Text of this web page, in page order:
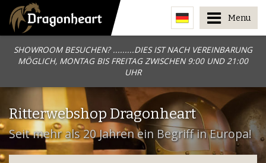
SHOWROOM BESUCHEN? .........DIES IST NACH VEREINBARUNG
MÖGLICH, MONTAG BIS FREITAG ZWISCHEN 9:00 UND 21:00
UHR
Menu
Ritterwebshop Dragonheart
Seit mehr als 20 Jahren ein Begriff in Europa!